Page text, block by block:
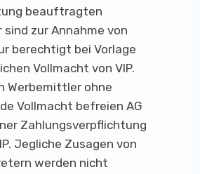
beauftragten
zur Annahme von
berechtigt bei Vorlage
Vollmacht von VIP.
Werbemittler ohne
Vollmacht befreien AG
Zahlungsverpflichtung
Jegliche Zusagen von
werden nicht